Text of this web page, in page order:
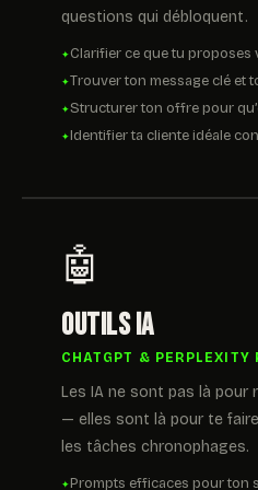
questions qui débloquent.
Clarifier ce que tu proposes
Trouver ton message clé et
Structurer ton offre pour
Identifier ta cliente idéale
🤖
Outils IA
CHATGPT & PERPLEXITY
Les IA ne sont pas là pour
— elles sont là pour te
les tâches chronophages.
Prompts efficaces pour ton